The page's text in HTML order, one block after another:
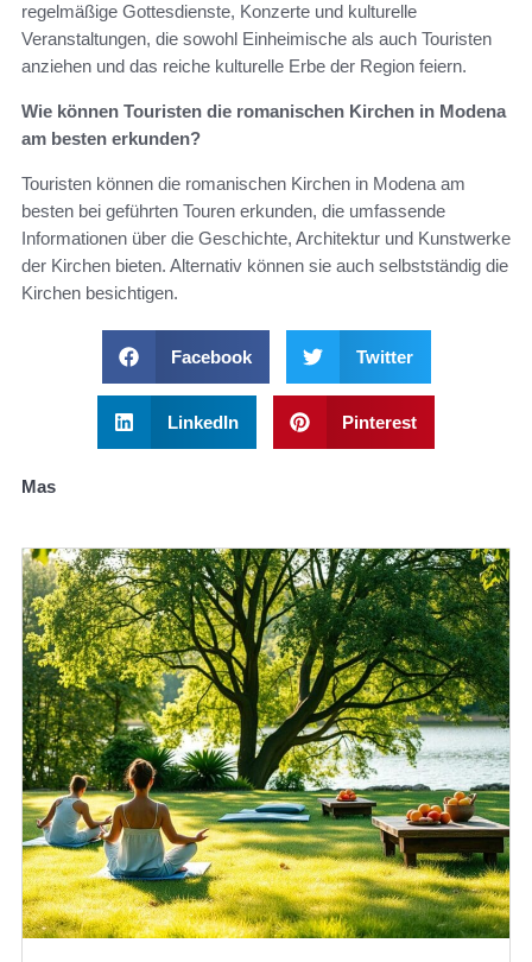
regelmäßige Gottesdienste, Konzerte und kulturelle
Veranstaltungen, die sowohl Einheimische als auch Touristen
anziehen und das reiche kulturelle Erbe der Region feiern.
Wie können Touristen die romanischen Kirchen in Modena
am besten erkunden?
Touristen können die romanischen Kirchen in Modena am
besten bei geführten Touren erkunden, die umfassende
Informationen über die Geschichte, Architektur und Kunstwerke
der Kirchen bieten. Alternativ können sie auch selbstständig die
Kirchen besichtigen.
Facebook Twitter
LinkedIn Pinterest
Mas